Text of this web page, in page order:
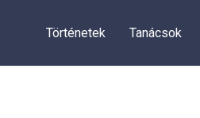
Történetek Tanácsok